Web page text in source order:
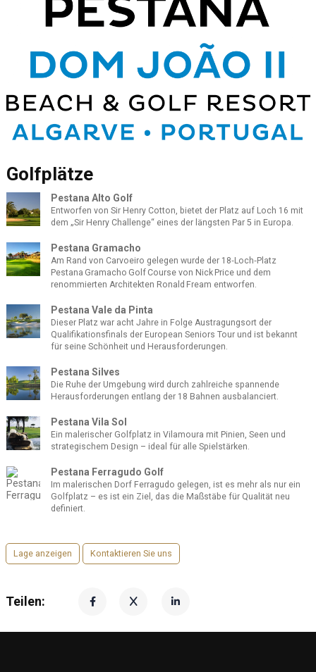
Golfplätze
Pestana Alto Golf
Entworfen von Sir Henry Cotton, bietet der Platz auf Loch 16 mit
dem „Sir Henry Challenge“ eines der längsten Par 5 in Europa.
Pestana Gramacho
Am Rand von Carvoeiro gelegen wurde der 18‑Loch‑Platz
Pestana Gramacho Golf Course von Nick Price und dem
renommierten Architekten Ronald Fream entworfen.
Pestana Vale da Pinta
Dieser Platz war acht Jahre in Folge Austragungsort der
Qualifikationsfinals der European Seniors Tour und ist bekannt
für seine Schönheit und Herausforderungen.
Pestana Silves
Die Ruhe der Umgebung wird durch zahlreiche spannende
Herausforderungen entlang der 18 Bahnen ausbalanciert.
Pestana Vila Sol
Ein malerischer Golfplatz in Vilamoura mit Pinien, Seen und
strategischem Design – ideal für alle Spielstärken.
Pestana Ferragudo Golf
Im malerischen Dorf Ferragudo gelegen, ist es mehr als nur ein
Golfplatz – es ist ein Ziel, das die Maßstäbe für Qualität neu
definiert.
Lage anzeigen Kontaktieren Sie uns
Teilen: